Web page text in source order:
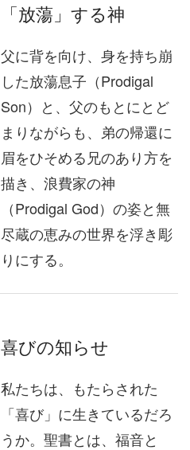
「放蕩」する神
父に背を向け、身を持ち崩
した放蕩息子（Prodigal
Son）と、父のもとにとど
まりながらも、弟の帰還に
眉をひそめる兄のあり方を
描き、浪費家の神
（Prodigal God）の姿と無
尽蔵の恵みの世界を浮き彫
りにする。
喜びの知らせ
私たちは、もたらされた
「喜び」に生きているだろ
うか。聖書とは、福音と